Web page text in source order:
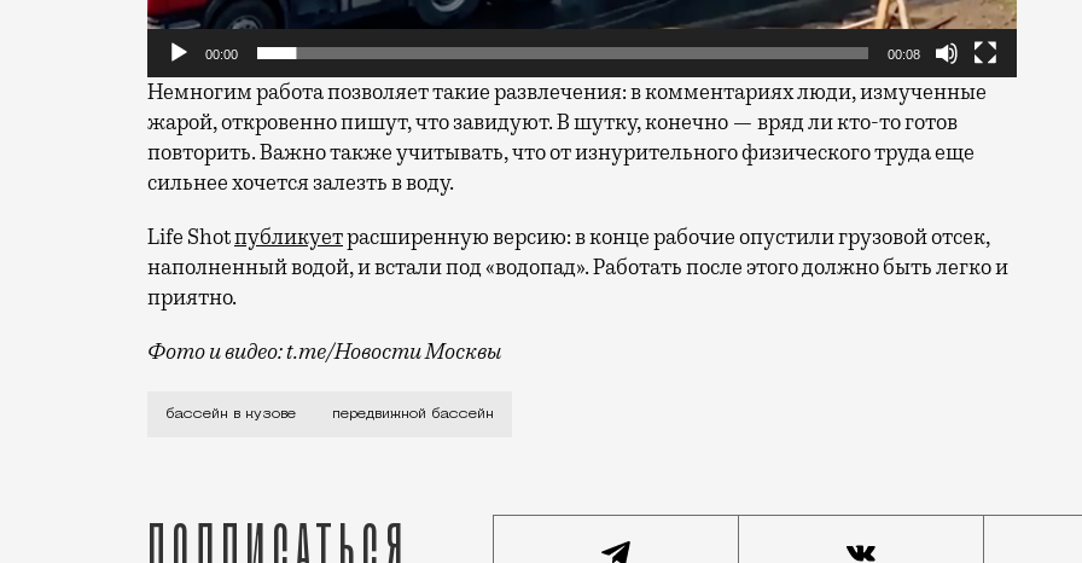
00:00 00:08
Немногим работа позволяет такие развлечения: в комментариях люди, измученные
жарой, откровенно пишут, что завидуют. В шутку, конечно — вряд ли кто-то готов
повторить. Важно также учитывать, что от изнурительного физического труда еще
сильнее хочется залезть в воду.
Life Shotпубликуетрасширенную версию: в конце рабочие опустили грузовой отсек,
наполненный водой, и встали под «водопад». Работать после этого должно быть легко и
приятно.
Фото и видео: t.me/Новости Москвы
Все-таки в Москве очень не хватает бассейнов. Каждый спасается от жары как может, а в
бассейн в кузове передвижной бассейн